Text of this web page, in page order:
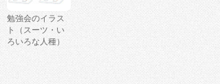
勉強会のイラス
ト（スーツ・い
ろいろな人種）